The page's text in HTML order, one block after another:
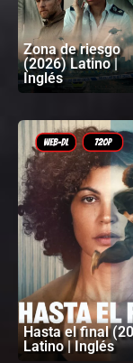
Zona de riesgo
(2026) Latino |
Inglés
Hasta el final
Latino | Inglés